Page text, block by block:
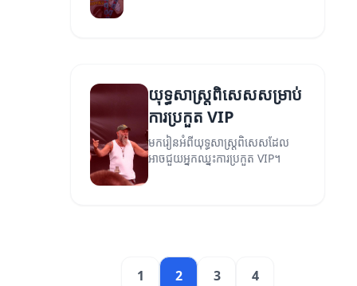
យុទ្ធសាស្ត្រពិសេសសម្រាប់
ការប្រកួត VIP
មករៀនអំពីយុទ្ធសាស្ត្រពិសេសដែល
អាចជួយអ្នកឈ្នះការប្រកួត VIP។
1 2 3 4